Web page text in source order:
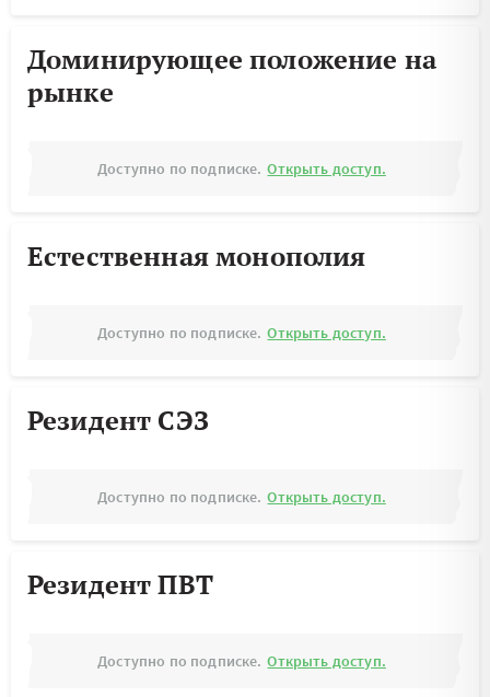
Доминирующее положение на
рынке
Доступно по подписке. Открыть доступ.
Естественная монополия
Доступно по подписке. Открыть доступ.
Резидент СЭЗ
Доступно по подписке. Открыть доступ.
Резидент ПВТ
Доступно по подписке. Открыть доступ.